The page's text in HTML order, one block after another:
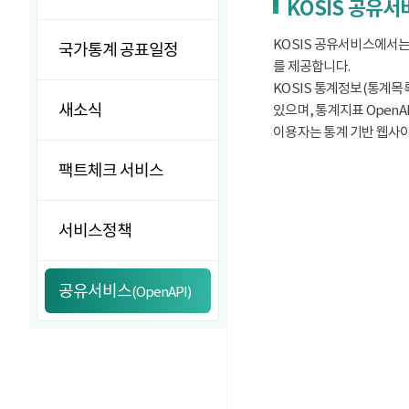
국가통계 공표일정
새소식
팩트체크 서비스
서비스정책
공유서비스(OpenAPI)
KOSIS 공유서
KOSIS 공유서비스에서
를 제공합니다.
KOSIS 통계정보(통계목
있으며, 통계지표
이용자는 통계 기반 웹사